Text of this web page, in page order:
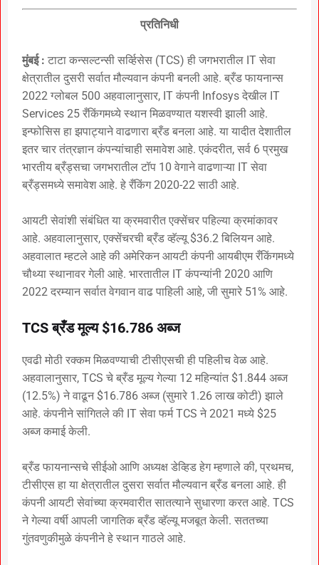
प्रतिनिधी
मुंबई : टाटा कन्सल्टन्सी सर्व्हिसेस (TCS) ही जगभरातील IT सेवा
क्षेत्रातील दुसरी सर्वात मौल्यवान कंपनी बनली आहे. ब्रँड फायनान्स
2022 ग्लोबल 500 अहवालानुसार, IT कंपनी Infosys देखील IT
Services 25 रँकिंगमध्ये स्थान मिळवण्यात यशस्वी झाली आहे.
इन्फोसिस हा झपाट्याने वाढणारा ब्रँड बनला आहे. या यादीत देशातील
इतर चार तंत्रज्ञान कंपन्यांचाही समावेश आहे. एकंदरीत, सर्व 6 प्रमुख
भारतीय ब्रँड्सचा जगभरातील टॉप 10 वेगाने वाढणाऱ्या IT सेवा
ब्रँड्समध्ये समावेश आहे. हे रँकिंग 2020-22 साठी आहे.
आयटी सेवांशी संबंधित या क्रमवारीत एक्सेंचर पहिल्या क्रमांकावर
आहे. अहवालानुसार, एक्सेंचरची ब्रँड व्हॅल्यू $36.2 बिलियन आहे.
अहवालात म्हटले आहे की अमेरिकन आयटी कंपनी आयबीएम रँकिंगमध्ये
चौथ्या स्थानावर गेली आहे. भारतातील IT कंपन्यांनी 2020 आणि
2022 दरम्यान सर्वात वेगवान वाढ पाहिली आहे, जी सुमारे 51% आहे.
TCS ब्रँड मूल्य $16.786 अब्ज
एवढी मोठी रक्कम मिळवण्याची टीसीएसची ही पहिलीच वेळ आहे.
अहवालानुसार, TCS चे ब्रँड मूल्य गेल्या 12 महिन्यांत $1.844 अब्ज
(12.5%) ने वाढून $16.786 अब्ज (सुमारे 1.26 लाख कोटी) झाले
आहे. कंपनीने सांगितले की IT सेवा फर्म TCS ने 2021 मध्ये $25
अब्ज कमाई केली.
ब्रँड फायनान्सचे सीईओ आणि अध्यक्ष डेव्हिड हेग म्हणाले की, प्रथमच,
टीसीएस हा या क्षेत्रातील दुसरा सर्वात मौल्यवान ब्रँड बनला आहे. ही
कंपनी आयटी सेवांच्या क्रमवारीत सातत्याने सुधारणा करत आहे. TCS
ने गेल्या वर्षी आपली जागतिक ब्रँड व्हॅल्यू मजबूत केली. सततच्या
गुंतवणुकीमुळे कंपनीने हे स्थान गाठले आहे.